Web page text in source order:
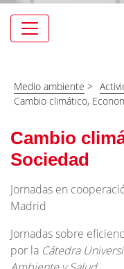
Navegación
Medio ambiente >
Cambio climático,
Cambio
Sociedad
Jornadas en
Madrid
Jornadas sobre
por la Cátedra